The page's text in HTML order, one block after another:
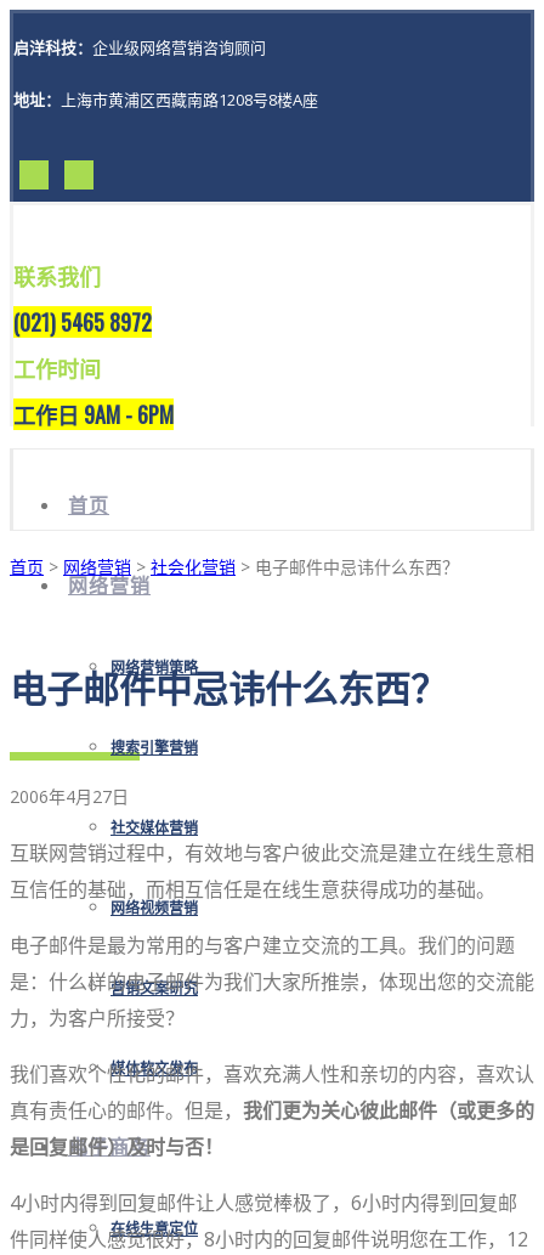
启洋科技： 企业级网络营销咨询顾问
地址： 上海市黄浦区西藏南路1208号8楼A座
联系我们
(021) 5465 8972
工作时间
工作日 9AM - 6PM
首页
网络营销
网络营销策略
搜索引擎营销
社交媒体营销
网络视频营销
营销文案研究
媒体软文发布
电子商务
在线生意定位
首页 > 网络营销 > 社会化营销 > 电子邮件中忌讳什么东西？
电子邮件中忌讳什么东西？
2006年4月27日
互联网营销过程中，有效地与客户彼此交流是建立在线生意相
互信任的基础，而相互信任是在线生意获得成功的基础。
电子邮件是最为常用的与客户建立交流的工具。我们的问题
是：什么样的电子邮件为我们大家所推崇，体现出您的交流能
力，为客户所接受？
我们喜欢个性化的邮件，喜欢充满人性和亲切的内容，喜欢认
真有责任心的邮件。但是， 我们更为关心彼此邮件（或更多的
是回复邮件）及时与否！
4小时内得到回复邮件让人感觉棒极了，6小时内得到回复邮
件同样使人感觉很好，8小时内的回复邮件说明您在工作，12